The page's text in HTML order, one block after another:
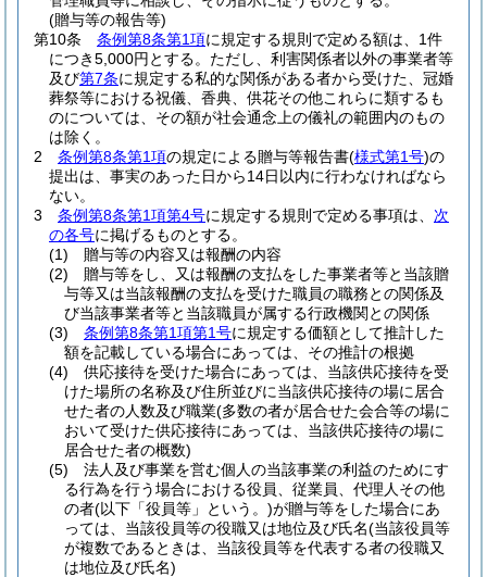
(贈与等の報告等)
第10条
条例第8条第1項に規定する規則で定める額は、1件
につき5,000円とする。 ただし、利害関係者以外の事業者等
及び第7条に規定する私的な関係がある者から受けた、冠婚
葬祭等における祝儀、香典、供花その他これらに類するも
のについては、その額が社会通念上の儀礼の範囲内のもの
は除く。
2
条例第8条第1項の規定による贈与等報告書(様式第1号)の
提出は、事実のあった日から14日以内に行わなければなら
ない。
3
条例第8条第1項第4号に規定する規則で定める事項は、 次
の各号に掲げるものとする。
(1)
贈与等の内容又は報酬の内容
(2)
贈与等をし、又は報酬の支払をした事業者等と当該贈
与等又は当該報酬の支払を受けた職員の職務との関係及
び当該事業者等と当該職員が属する行政機関との関係
(3)
条例第8条第1項第1号に規定する価額として推計した
額を記載している場合にあっては、その推計の根拠
(4)
供応接待を受けた場合にあっては、当該供応接待を受
けた場所の名称及び住所並びに当該供応接待の場に居合
せた者の人数及び職業(多数の者が居合せた会合等の場に
おいて受けた供応接待にあっては、当該供応接待の場に
居合せた者の概数)
(5)
法人及び事業を営む個人の当該事業の利益のためにす
る行為を行う場合における役員、従業員、代理人その他
の者(以下「役員等」という。)が贈与等をした場合にあ
っては、当該役員等の役職又は地位及び氏名(当該役員等
が複数であるときは、当該役員等を代表する者の役職又
は地位及び氏名)